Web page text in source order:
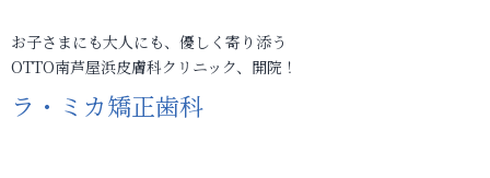
お子さまにも大人にも、優しく寄り添う
OTTO南芦屋浜皮膚科クリニック、開院！
ラ・ミカ矯正歯科